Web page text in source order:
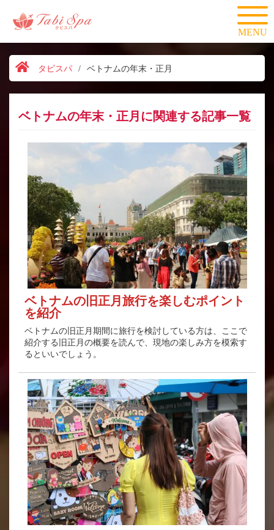
MENU
タビスパ / ベトナムの年末・正月
ベトナムの年末・正月に関連する記事一覧
ベトナムの旧正月旅行を楽しむポイント
を紹介
ベトナムの旧正月期間に旅行を検討している方は、ここで
紹介する旧正月の概要を読んで、現地の楽しみ方を模索す
るといいでしょう。